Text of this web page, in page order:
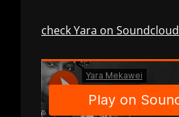
check Yara on Soundcloud